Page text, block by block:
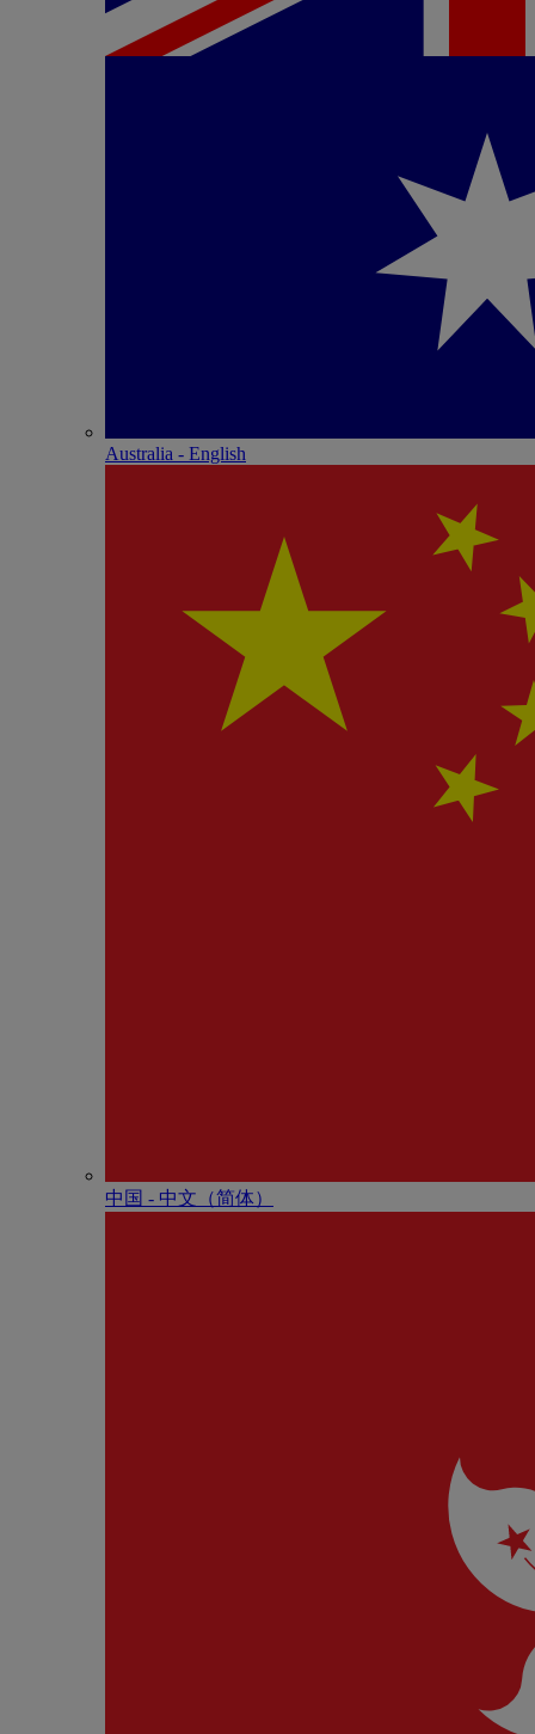
Australia - English
中国 - 中⽂（简体）